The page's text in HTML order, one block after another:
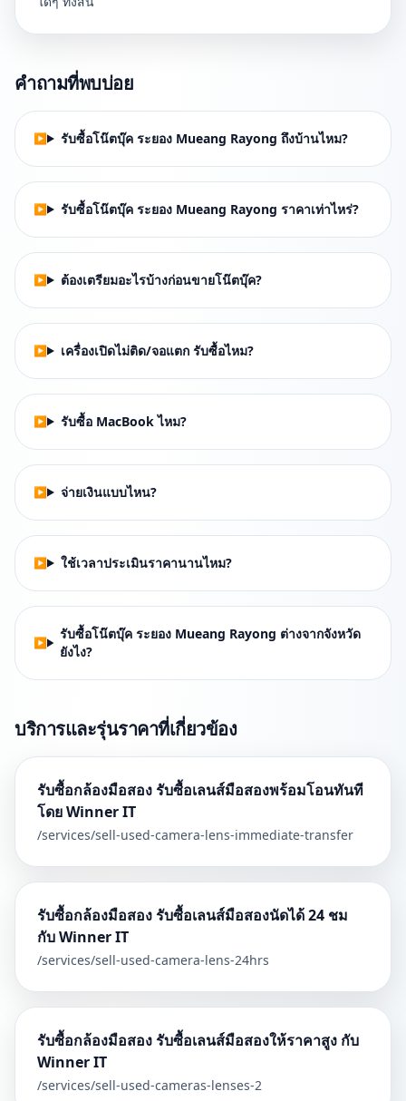
คำถามที่พบบ่อย
รับซื้อโน๊ตบุ๊ค ระยอง Mueang Rayong ถึงบ้านไหม?
รับซื้อโน๊ตบุ๊ค ระยอง Mueang Rayong ราคาเท่าไหร่?
ต้องเตรียมอะไรบ้างก่อนขายโน๊ตบุ๊ค?
เครื่องเปิดไม่ติด/จอแตก รับซื้อไหม?
รับซื้อ MacBook ไหม?
จ่ายเงินแบบไหน?
ใช้เวลาประเมินราคานานไหม?
รับซื้อโน๊ตบุ๊ค ระยอง Mueang Rayong ต่างจากจังหวัด
ยังไง?
บริการและรุ่นราคาที่เกี่ยวข้อง
รับซื้อกล้องมือสอง รับซื้อเลนส์มือสองพร้อมโอนทันที
โดย Winner IT
/services/sell-used-camera-lens-immediate-transfer
รับซื้อกล้องมือสอง รับซื้อเลนส์มือสองนัดได้ 24 ชม
กับ Winner IT
/services/sell-used-camera-lens-24hrs
รับซื้อกล้องมือสอง รับซื้อเลนส์มือสองให้ราคาสูง กับ
Winner IT
/services/sell-used-cameras-lenses-2